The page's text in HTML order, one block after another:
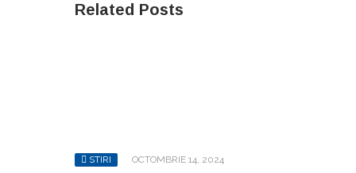
Related Posts
STIRI OCTOMBRIE 14, 2024